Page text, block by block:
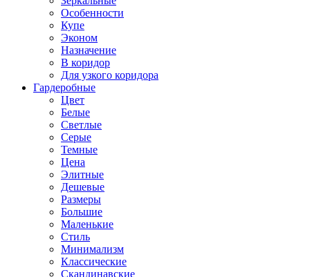
Особенности
Купе
Эконом
Назначение
В коридор
Для узкого коридора
Гардеробные
Цвет
Белые
Светлые
Серые
Темные
Цена
Элитные
Дешевые
Размеры
Большие
Маленькие
Стиль
Минимализм
Классические
Скандинавские